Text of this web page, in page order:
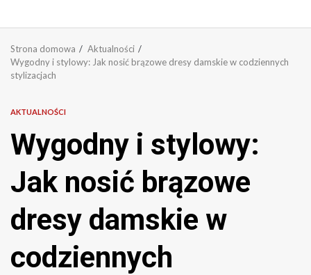
Strona domowa
Aktualności
Wygodny i stylowy: Jak nosić brązowe dresy damskie w codziennych
stylizacjach
AKTUALNOŚCI
Wygodny i stylowy:
Jak nosić brązowe
dresy damskie w
codziennych